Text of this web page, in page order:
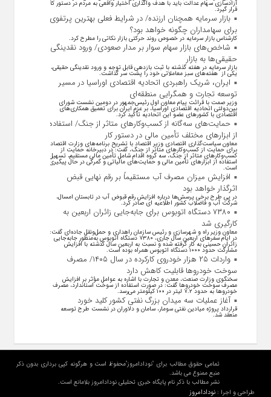
آزادسازی سهام عدالت باید با هدف واگذاری اختیار واقعی به مردم در دستور کار
قرار گیرد.
بازار سرمایه همچنان ارزنده/ در شرایط فعلی بهترین پرتفوی
برای سهامداران چگونه خواهد بود؟
کارشناس بازار سرمایه در خصوص روند حرکتی بازار نکاتی را مطرح کرد.
شاخص‌های بازار سهام سوار بر مدار صعودی/ ورود نقدینگی
حقیقی‌ها به بازار
بازار سرمایه در هفته گذشته با ثبت بازدهی قابل توجه و ورود نقدینگی حقیقی،
یکی از هفته‌های سبز معاملاتی خود را پشت سر گذاشت.
ایران، شریک راهبردی اتحادیه اقتصادی اوراسیا در مسیر
توسعه تجارت و همگرایی منطقه‌ای
وزیر صمت با قرائت پیام معاون اول رئیس‌جمهور در دومین نشست شورای
بین‌دولتی اتحادیه اقتصادی اوراسیا، بر عزم ایران برای تعمیق همکاری‌های
اقتصادی با کشورهای عضو این اتحادیه تأکید کرد.
حمایت‌های سه‌گانه از کسب‌وکارهای متاثر از جنگ/ استفاده
از ابزارهای مختلف تأمین مالی در دستور کار
معاون سیاست‌گذاری اقتصادی وزیر اقتصاد با تشریح برنامه‌های وزارت اقتصاد
برای حمایت از کسب‌وکار‌های متاثر از جنگ، گفت: در دبیرخانه حمایت از
کسب‌وکار‌های متاثر از جنگ، سه گروه اقدام شامل تأمین مالی مستقیم، تسهیل
استفاده از ابزار‌های تأمین مالی و حمایت‌های مالیاتی و گمرکی در حال پیگیری
است.
افزایش میزان مصرف آب مستقیماً بر رقم نهایی قبض
اثرگذار خواهد بود
در پی طرح برخی پرسش‌ها درباره افزایش رقم قبوض آب در تابستان امسال،
شرکت آب و فاضلاب کشور اطلاعیه ای صادر کرد.
۷۳۸۰ دستگاه اتوبوس برای جابه‌جایی زائران اربعین به
کارگیری شد
معاون وزیر راه و شهرسازی و رئیس سازمان راهداری و حمل‌ونقل جاده‌ای گفت:
در ایام سفرهای اربعین سال جاری، ۷۳۸۰ دستگاه اتوبوس به‌منظور جابه‌جایی
زائران حسینی به‌ کار گرفته شده و نسبت به اربعین سال گذشته با افزایش
مشارکت حدود ۱۰۰۰ دستگاه اتوبوس همراه بوده است.
واردات ۲۵ هزار خودروی کارکرده در سال ۱۴۰۵/ مصرف
سوخت خودرو‌ها قابلیت کاهش دارد
سخنگوی وزارت صنعت، معدن و تجارت با اشاره به عوامل مؤثر بر افزایش
مصرف سوخت خودرو‌ها گفت: در صورت استفاده از سوخت استاندارد، مصرف
خودرو‌ها به حدود ۷.۲ لیتر در ۱۰۰ کیلومتر می‌رسد.
آغاز عملیات سه میدان بزرگ نفتی کشور کلید خورد
قرارداد پروژه میادین نفتی سومار، سامان و دلاوران در نشست طرح توسعه
منعقد شد.
تمامی حقوق مطالب برای "نودادامروز"محفوظ است و هرگونه کپی برداری بدون ذکر
منبع ممنوع می باشد.
نشر مطالب با ذکر نام پایگاه خبری تحلیلی نودادامروز بلامانع است.
طراحی و اجرا :نودادامروز